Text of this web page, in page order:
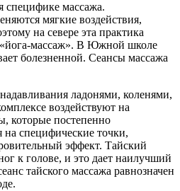
специфике массажа.
мягкие воздействия,
на севере эта практика
«йога-массаж». В Южной школе
болезненной. Сеансы массажа
ладонями, коленями,
воздействуют на
которые постепенно
на специфические точки,
эффект. Тайский
к голове, и это дает наилучший
тайского массажа равнозначен